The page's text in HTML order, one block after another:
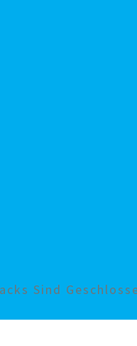
Sind